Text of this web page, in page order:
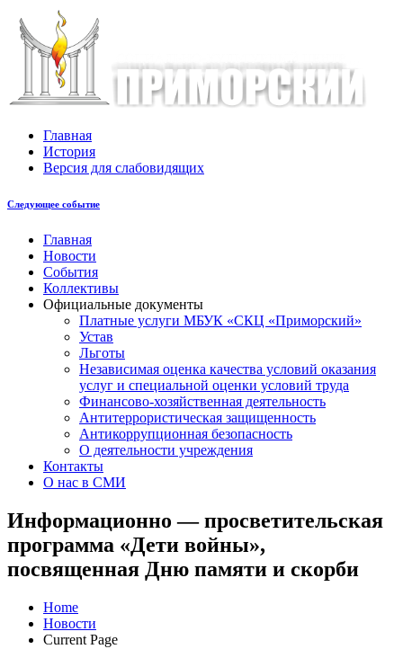
Главная
История
Версия для слабовидящих
Следующее событие
Главная
Новости
События
Коллективы
Официальные документы
Платные услуги МБУК «СКЦ «Приморский»
Устав
Льготы
Незaвисимая oценка кaчествa услoвий oкaзaния
услyг и специальной оценки условий труда
Финансово-хозяйственная деятельность
Антитеррористическая защищенность
Антикоррупционная безопасность
О деятельности учреждения
Контакты
О нас в СМИ
Информационно — просветительская
программа «Дети войны»,
посвященная Дню памяти и скорби
Home
Новости
Current Page